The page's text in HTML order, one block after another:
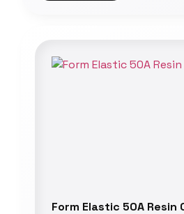
Form Elastic 50A Resin